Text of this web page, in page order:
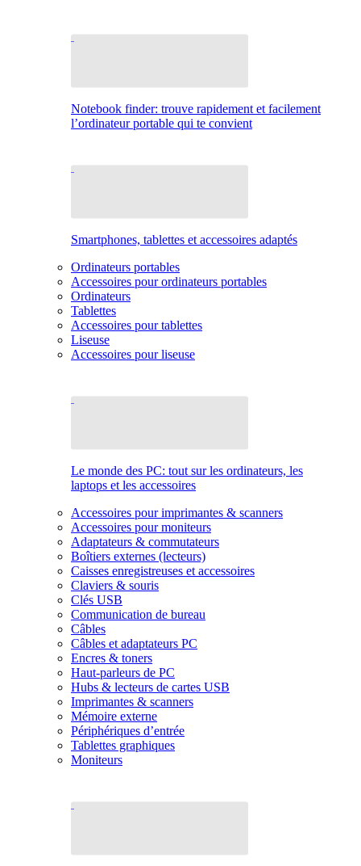
Notebook finder: trouve rapidement et facilement
l’ordinateur portable qui te convient
Smartphones, tablettes et accessoires adaptés
Ordinateurs portables
Accessoires pour ordinateurs portables
Ordinateurs
Tablettes
Accessoires pour tablettes
Liseuse
Accessoires pour liseuse
Le monde des PC: tout sur les ordinateurs, les
laptops et les accessoires
Accessoires pour imprimantes & scanners
Accessoires pour moniteurs
Adaptateurs & commutateurs
Boîtiers externes (lecteurs)
Caisses enregistreuses et accessoires
Claviers & souris
Clés USB
Communication de bureau
Câbles
Câbles et adaptateurs PC
Encres & toners
Haut-parleurs de PC
Hubs & lecteurs de cartes USB
Imprimantes & scanners
Mémoire externe
Périphériques d’entrée
Tablettes graphiques
Moniteurs